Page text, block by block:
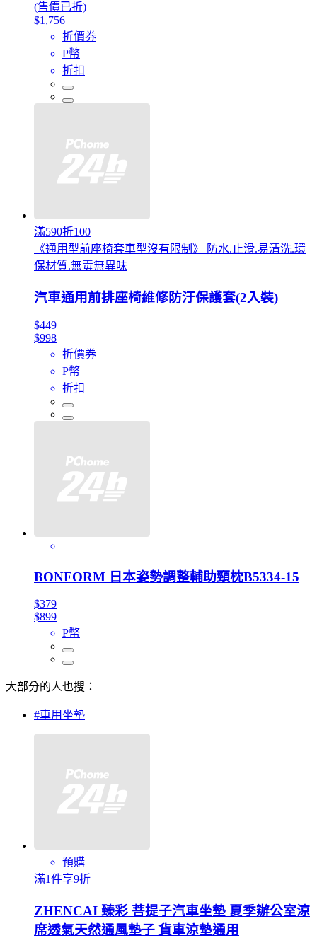
(售價已折)
$1,756
折價券
P幣
折扣
滿590折100
《通用型前座椅套車型沒有限制》 防水.止滑.易清洗.環
保材質.無毒無異味
汽車通用前排座椅維修防汙保護套(2入裝)
$449
$998
折價券
P幣
折扣
BONFORM 日本姿勢調整輔助頸枕B5334-15
$379
$899
P幣
大部分的人也搜：
#車用坐墊
預購
滿1件享9折
ZHENCAI 臻彩 菩提子汽車坐墊 夏季辦公室涼
席透氣天然通風墊子 貨車涼墊通用